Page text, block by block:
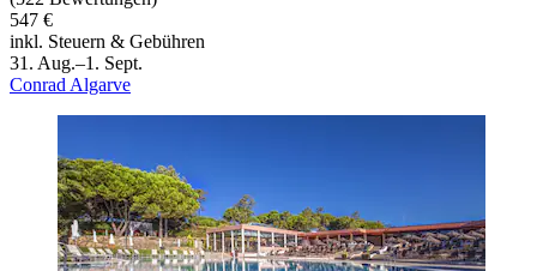
547 €
inkl. Steuern & Gebühren
31. Aug.–1. Sept.
Conrad Algarve